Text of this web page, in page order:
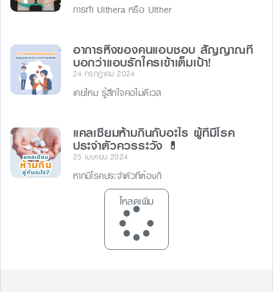
การทำ Ulthera หรือ Ulther
อาการหึงของคนแอบชอบ สัญญาณที่
บอกว่าแอบรักใครเข้าเต็มเป้า!
24 กรกฎาคม 2024
เคยไหม รู้สึกใจคอไม่ดีเวล
แคลเซียมห้ามกินกับอะไร ผู้ที่มีโรค
ประจำตัวควรระวัง 💊
25 เมษายน 2024
หากมีโรคประจำตัวที่ต้องกิ
โหลดเพิ่ม